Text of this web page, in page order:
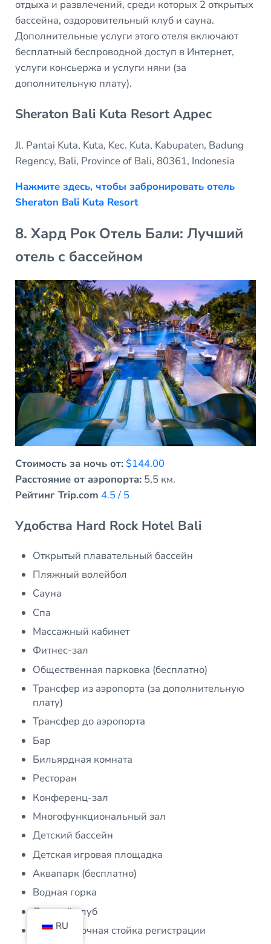
отдыха и развлечений, среди которых 2 открытых
бассейна, оздоровительный клуб и сауна.
Дополнительные услуги этого отеля включают
бесплатный беспроводной доступ в Интернет,
услуги консьержа и услуги няни (за
дополнительную плату).
Sheraton Bali Kuta Resort Адрес
Jl. Pantai Kuta, Kuta, Kec. Kuta, Kabupaten, Badung
Regency, Bali, Province of Bali, 80361, Indonesia
Нажмите здесь, чтобы забронировать отель
Sheraton Bali Kuta Resort
8. Хард Рок Отель Бали: Лучший
отель с бассейном
Стоимость за ночь от: $144.00
Расстояние от аэропорта:5,5 км.
Рейтинг Trip.com 4.5 / 5
Удобства Hard Rock Hotel Bali
Открытый плавательный бассейн
Пляжный волейбол
Сауна
Спа
Массажный кабинет
Фитнес-зал
Общественная парковка (бесплатно)
Трансфер из аэропорта (за дополнительную
плату)
Трансфер до аэропорта
Бар
Бильярдная комната
Ресторан
Конференц-зал
Многофункциональный зал
Детский бассейн
Детская игровая площадка
Аквапарк (бесплатно)
Водная горка
Детский клуб
Круглосуточная стойка регистрации
RU